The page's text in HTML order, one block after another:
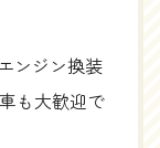
ンジン換装
も大歓迎で